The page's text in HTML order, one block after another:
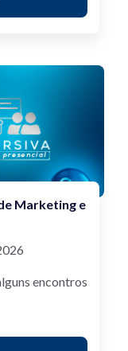
Marketing e
encontros